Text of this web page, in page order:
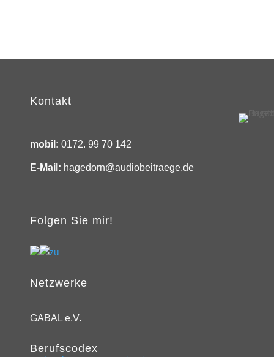
Kontakt
mobil: 0172. 99 70 142
E-Mail: hagedorn@audiobeitraege.de
Folgen Sie mir!
Netzwerke
GABAL e.V.
Berufscodex